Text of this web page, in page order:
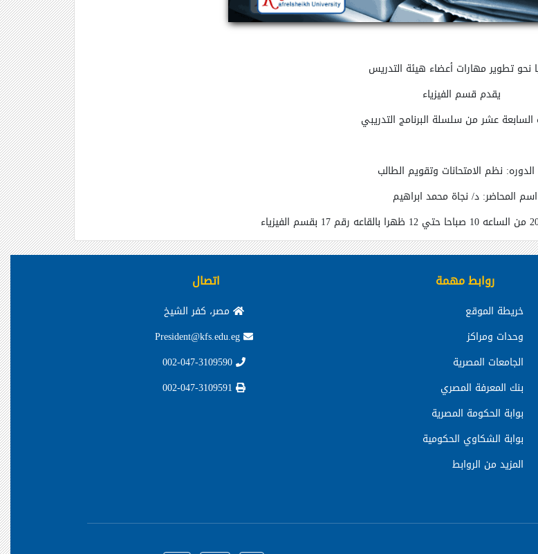
نحو تطوير مهارات أعضاء هيئة التدريس
يقدم قسم الفيزياء
السابعة عشر من سلسلة البرنامج التدريبي
نظم الامتحانات وتقويم الطالب
اسم المحاضر:د/ نجاة محمد ابراهيم
روابط مهمة
خريطة الموقع
وحدات ومراكز
الجامعات المصرية
بنك المعرفة المصري
بوابة الحكومة المصرية
بوابة الشكاوي الحكومية
المزيد من الروابط
اتصال
مصر، كفر الشيخ